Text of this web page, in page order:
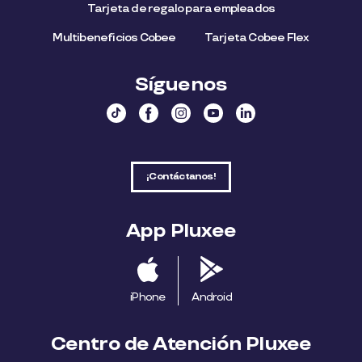
Tarjeta de regalo para empleados​
Multibeneficios Cobee Tarjeta Cobee Flex
Síguenos
¡Contáctanos!
App Pluxee
iPhone Android
Centro de Atención Pluxee